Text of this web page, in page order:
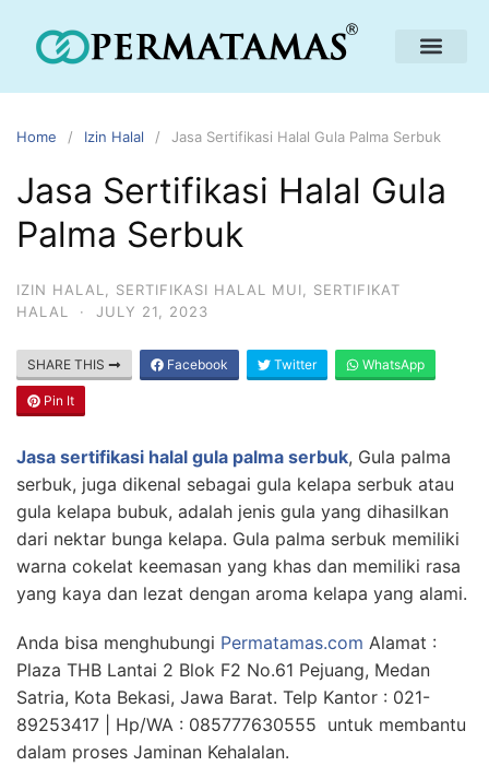
Home Izin Halal Jasa Sertifikasi Halal Gula Palma Serbuk
Jasa Sertifikasi Halal Gula
Palma Serbuk
IZIN HALAL SERTIFIKASI HALAL MUI
SERTIFIKAT
HALAL
· JULY 21, 2023
SHARE THIS Facebook Twitter WhatsApp
Pin It
Jasa sertifikasi halal gula palma serbuk, Gula palma
serbuk, juga dikenal sebagai gula kelapa serbuk atau
gula kelapa bubuk, adalah jenis gula yang dihasilkan
dari nektar bunga kelapa. Gula palma serbuk memiliki
warna cokelat keemasan yang khas dan memiliki rasa
yang kaya dan lezat dengan aroma kelapa yang alami.
Anda bisa menghubungi Permatamas.com Alamat :
Plaza THB Lantai 2 Blok F2 No.61 Pejuang, Medan
Satria, Kota Bekasi, Jawa Barat. Telp Kantor : 021-
89253417 | Hp/WA : 085777630555 untuk membantu
dalam proses Jaminan Kehalalan.